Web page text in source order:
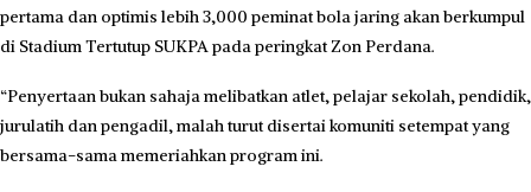
pertama dan optimis lebih 3,000 peminat bola jaring akan berkumpul
di Stadium Tertutup SUKPA pada peringkat Zon Perdana.
“Penyertaan bukan sahaja melibatkan atlet, pelajar sekolah, pendidik,
jurulatih dan pengadil, malah turut disertai komuniti setempat yang
bersama-sama memeriahkan program ini.